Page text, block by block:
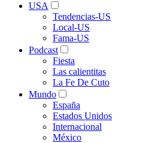
USA
Tendencias-US
Local-US
Fama-US
Podcast
Fiesta
Las calientitas
La Fe De Cuto
Mundo
España
Estados Unidos
Internacional
México